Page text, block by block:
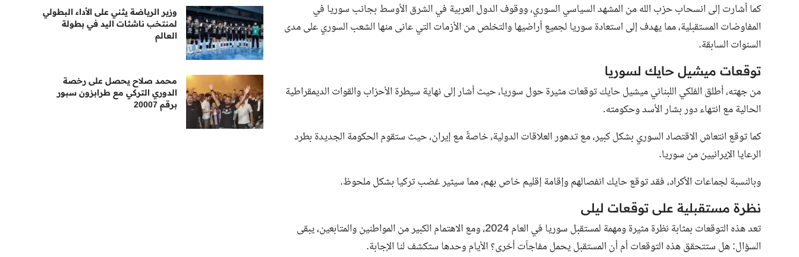
كما أشارت إلى انسحاب حزب الله من المشهد السياسي السوري، ووقوف الدول العربية في الشرق الأوسط بجانب سوريا في
المفاوضات المستقبلية، مما يهدف إلى استعادة سوريا لجميع أراضيها والتخلص من الأزمات التي عانى منها الشعب السوري على مدى
السنوات السابقة.
توقعات ميشيل حايك لسوريا
من جهته، أطلق الفلكي اللبناني ميشيل حايك توقعات مثيرة حول سوريا، حيث أشار إلى نهاية سيطرة الأحزاب والقوات الديمقراطية
الحالية مع انتهاء دور بشار الأسد وحكومته.
كما توقع انتعاش الاقتصاد السوري بشكل كبير، مع تدهور العلاقات الدولية، خاصةً مع إيران، حيث ستقوم الحكومة الجديدة بطرد
الرعايا الإيرانيين من سوريا.
وبالنسبة لجماعات الأكراد، فقد توقع حايك انفصالهم وإقامة إقليم خاص بهم، مما سيثير غضب تركيا بشكل ملحوظ.
نظرة مستقبلية على توقعات ليلى
تعد هذه التوقعات بمثابة نظرة مثيرة ومهمة لمستقبل سوريا في العام 2024، ومع الاهتمام الكبير من المواطنين والمتابعين، يبقى
السؤال: هل ستتحقق هذه التوقعات أم أن المستقبل يحمل مفاجآت أخرى؟ الأيام وحدها ستكشف لنا الإجابة.
وزير الرياضة يثني على الأداء البطولي
لمنتخب ناشئات اليد في بطولة
العالم
محمد صلاح يحصل على رخصة
الدوري التركي مع طرابزون سبور
برقم 20007